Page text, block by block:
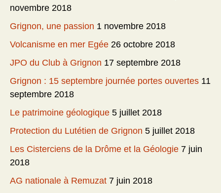
novembre 2018
Grignon, une passion 1 novembre 2018
Volcanisme en mer Egée 26 octobre 2018
JPO du Club à Grignon 17 septembre 2018
Grignon : 15 septembre journée portes ouvertes 11
septembre 2018
Le patrimoine géologique 5 juillet 2018
Protection du Lutétien de Grignon 5 juillet 2018
Les Cisterciens de la Drôme et la Géologie 7 juin
2018
AG nationale à Remuzat 7 juin 2018